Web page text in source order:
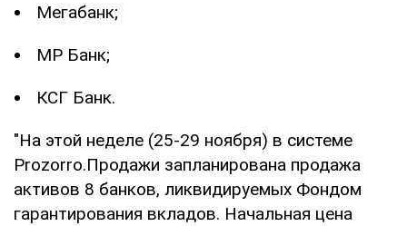
Мегабанк;
МР Банк;
КСГ Банк.
"На этой неделе (25-29 ноября) в системе
Prozorro.Продажи запланирована продажа
активов 8 банков, ликвидируемых Фондом
гарантирования вкладов. Начальная цена